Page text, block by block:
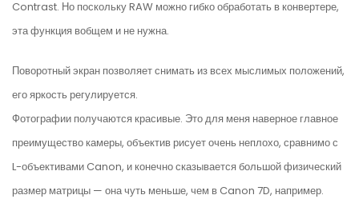
Contrast. Но поскольку RAW можно гибко обработать в конвертере,
эта функция вобщем и не нужна.
Поворотный экран позволяет снимать из всех мыслимых положений,
его яркость регулируется.
Фотографии получаются красивые. Это для меня наверное главное
преимущество камеры, объектив рисует очень неплохо, сравнимо с
L-объективами Canon, и конечно сказывается большой физический
размер матрицы — она чуть меньше, чем в Canon 7D, например.